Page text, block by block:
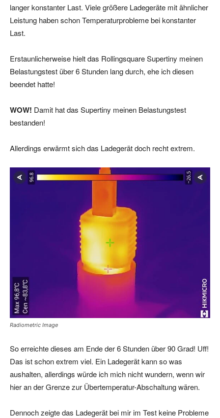
langer konstanter Last. Viele größere Ladegeräte mit ähnlicher
Leistung haben schon Temperaturprobleme bei konstanter
Last.
Erstaunlicherweise hielt das Rollingsquare Supertiny meinen
Belastungstest über 6 Stunden lang durch, ehe ich diesen
beendet hatte!
WOW! Damit hat das Supertiny meinen Belastungstest
bestanden!
Allerdings erwärmt sich das Ladegerät doch recht extrem.
Radiometric Image
So erreichte dieses am Ende der 6 Stunden über 90 Grad! Uff!
Das ist schon extrem viel. Ein Ladegerät kann so was
aushalten, allerdings würde ich mich nicht wundern, wenn wir
hier an der Grenze zur Übertemperatur-Abschaltung wären.
Dennoch zeigte das Ladegerät bei mir im Test keine Probleme